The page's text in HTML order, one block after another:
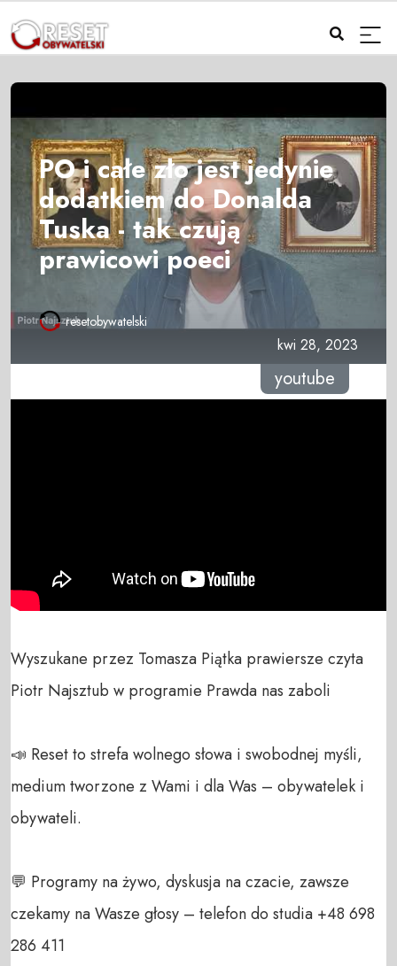
PO i całe zło jest jedynie
dodatkiem do Donalda
Tuska - tak czują
prawicowi poeci
resetobywatelski
kwi 28, 2023
youtube
Wyszukane przez Tomasza Piątka prawiersze czyta
Piotr Najsztub w programie Prawda nas zaboli
📣 Reset to strefa wolnego słowa i swobodnej myśli,
medium tworzone z Wami i dla Was – obywatelek i
obywateli.
💬 Programy na żywo, dyskusja na czacie, zawsze
czekamy na Wasze głosy – telefon do studia +48 698
286 411